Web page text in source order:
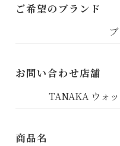
ご希望のブランド
お問い合わせ店舗
商品名